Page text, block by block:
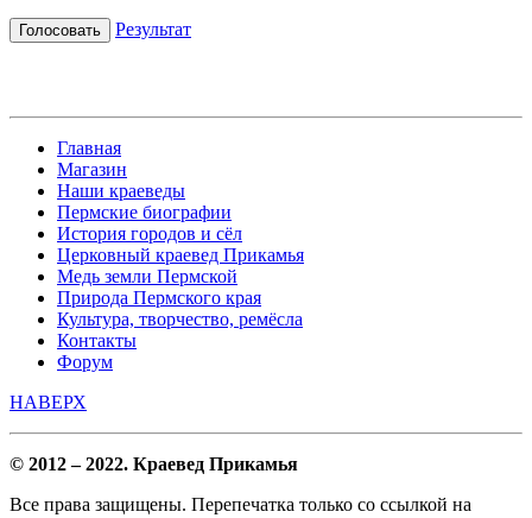
Результат
Главная
Магазин
Наши краеведы
Пермские биографии
История городов и сёл
Церковный краевед Прикамья
Медь земли Пермской
Природа Пермского края
Культура, творчество, ремёсла
Контакты
Форум
НАВЕРХ
© 2012 – 2022. Краевед Прикамья
Все права защищены. Перепечатка только со ссылкой на